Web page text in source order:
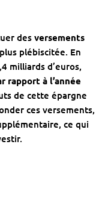
des versements
plébiscitée. En
milliards d’euros,
rapport à l’année
de cette épargne
ces versements,
ce qui